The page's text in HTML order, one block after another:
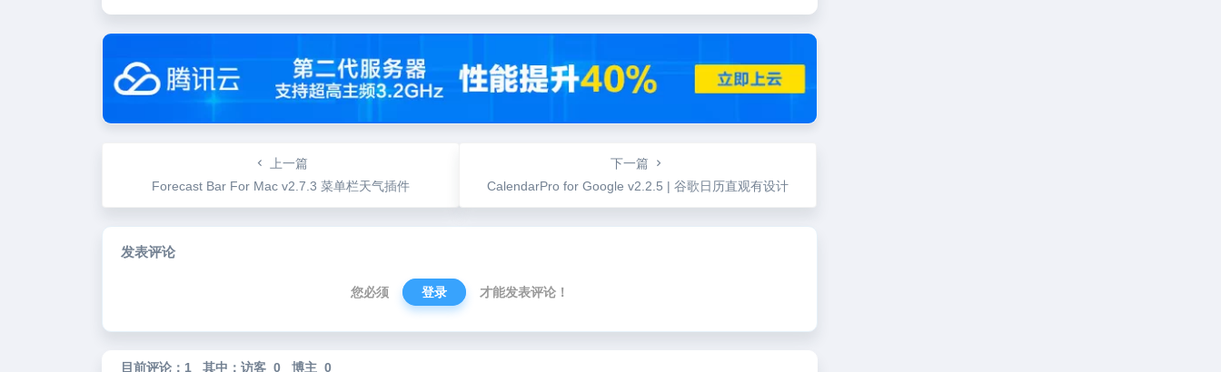
上一篇
Forecast Bar For Mac v2.7.3 菜单栏天气插件
下一篇
CalendarPro for Google v2.2.5 | 谷歌日历直观有设计
发表评论
您必须 登录 才能发表评论！
目前评论：1 其中：访客 0 博主 0